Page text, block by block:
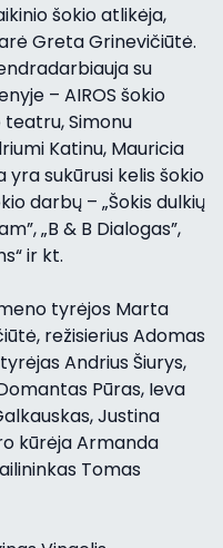
šokio atlikėja,
Greta Grinevičiūtė.
su
– AIROS šokio
Simonu
Katinu, Mauricia
yra sukūrusi kelis šokio
darbų – „Šokis dulkių
„B & B Dialogas”,
ir kt.
tyrėjos Marta
režisierius Adomas
Andrius Šiurys,
Pūras, Ieva
Justina
kūrėja Armanda
Tomas